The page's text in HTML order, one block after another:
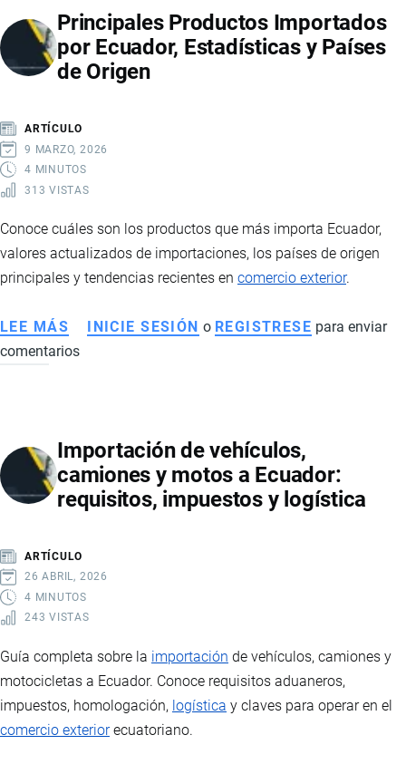
ECUADOR:
QUÉ
IMPUESTOS
Y
CÓMO
SE
Principales Productos Importados
por Ecuador, Estadísticas y Países
de Origen
ARTÍCULO
9 MARZO, 2026
4 MINUTOS
313 VISTAS
Conoce cuáles son los productos que más importa Ecuador,
valores actualizados de importaciones, los países de origen
principales y tendencias recientes en comercio exterior.
LEE MÁS SOBRE
PRINCIPALES
ECUADOR,
ESTADÍSTICAS
Y
ORIGEN
INICIE SESIÓN o REGISTRESE para enviar
comentarios
Importación de vehículos,
camiones y motos a Ecuador:
requisitos, impuestos y logística
ARTÍCULO
26 ABRIL, 2026
4 MINUTOS
243 VISTAS
Guía completa sobre la importación de vehículos, camiones y
motocicletas a Ecuador. Conoce requisitos aduaneros,
impuestos, homologación, logística y claves para operar en el
comercio exteriorecuatoriano.